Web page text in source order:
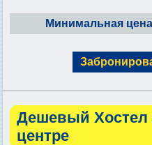
Минимальная
Дешевый Хостел
центре